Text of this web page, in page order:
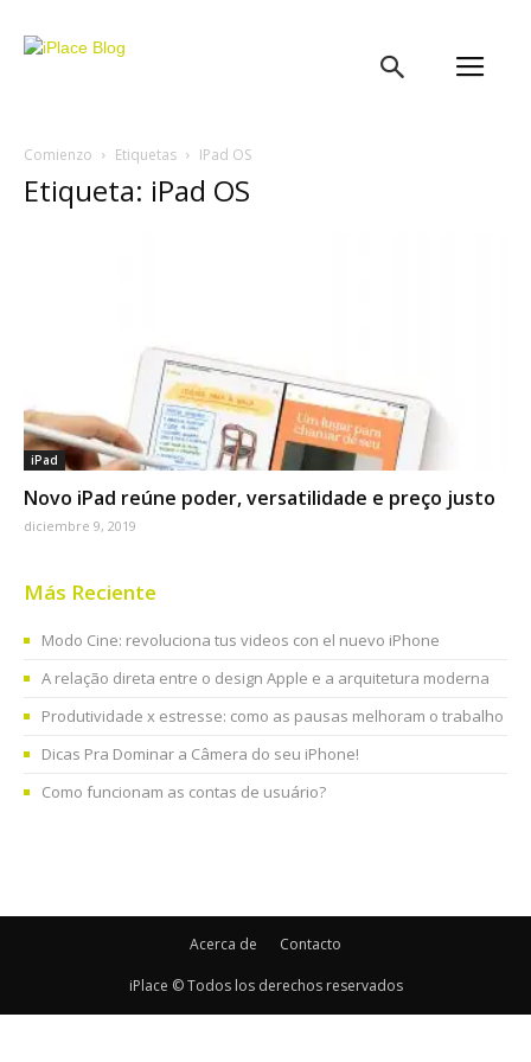
Comienzo Etiquetas IPad OS
Etiqueta: iPad OS
iPad
Novo iPad reúne poder, versatilidade e preço justo
diciembre 9, 2019
Más Reciente
Modo Cine: revoluciona tus videos con el nuevo iPhone
A relação direta entre o design Apple e a arquitetura moderna
Produtividade x estresse: como as pausas melhoram o trabalho
Dicas Pra Dominar a Câmera do seu iPhone!
Como funcionam as contas de usuário?
Acerca de Contacto
iPlace © Todos los derechos reservados